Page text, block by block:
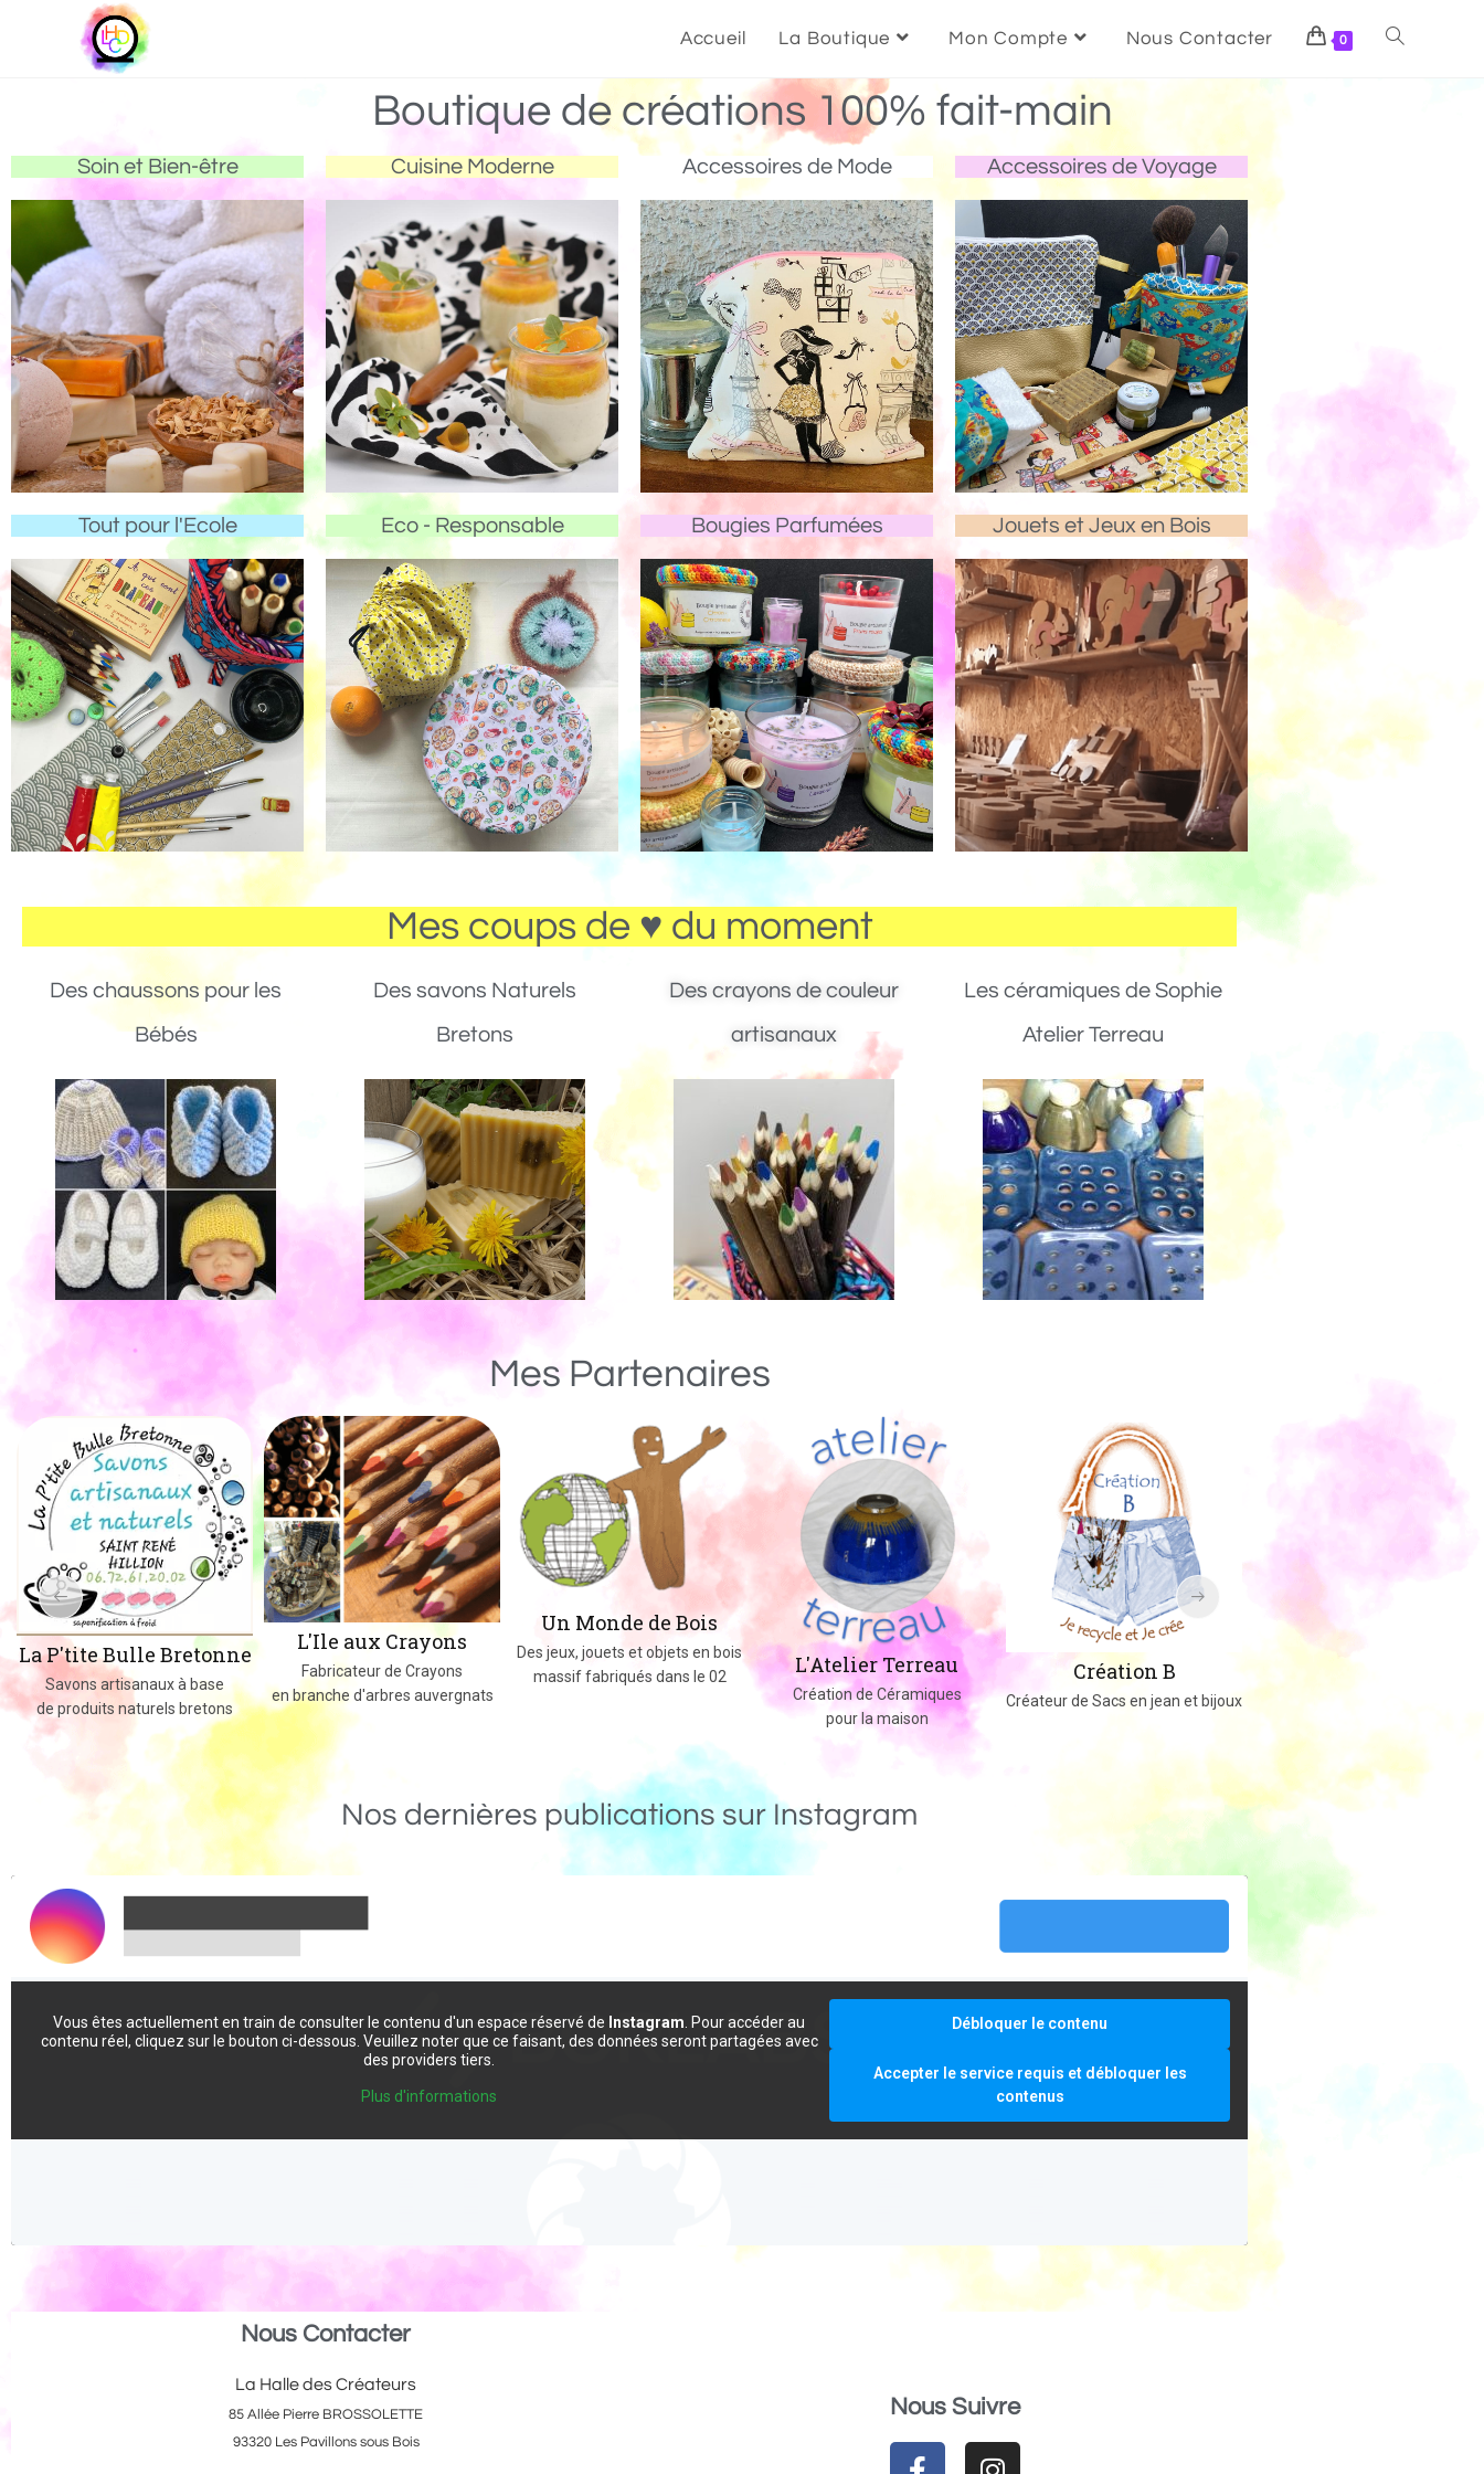
Accueil La Boutique Mon Compte Nous Contacter 0
Boutique de créations 100% fait-main
Soin et Bien-être Cuisine Moderne Accessoires de Mode Accessoires de Voyage
Tout pour l'Ecole Eco - Responsable Bougies Parfumées Jouets et Jeux en Bois
Mes coups de ♥ du moment
Des chaussons pour les
Bébés
Des savons Naturels
Bretons
Des crayons de couleur
artisanaux
Les céramiques de Sophie
Atelier Terreau
Mes Partenaires
La P'tite Bulle Bretonne
Savons artisanaux à base
de produits naturels bretons
L'Ile aux Crayons
Fabricateur de Crayons
en branche d'arbres auvergnats
Un Monde de Bois
Des jeux, jouets et objets en bois
massif fabriqués dans le 02
L'Atelier Terreau
Création de Céramiques
pour la maison
Création B
Créateur de Sacs en jean et bijoux
Créations au crochet ou tricot
Nos dernières publications sur Instagram
Vous êtes actuellement en train de consulter le contenu d'un espace réservé de Instagram . Pour accéder au
contenu réel, cliquez sur le bouton ci-dessous. Veuillez noter que ce faisant, des données seront partagées avec
des providers tiers.
Plus d'informations
Débloquer le contenu
Accepter le service requis et débloquer les
contenus
Nous Contacter
La Halle des Créateurs
85 Allée Pierre BROSSOLETTE
93320 Les Pavillons sous Bois
Nous Suivre